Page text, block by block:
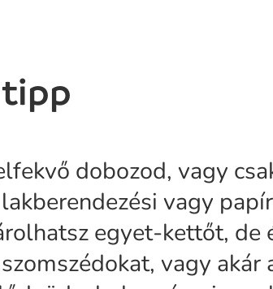
dobozod, vagy
vagy
egyet-kettőt, de
vagy akár